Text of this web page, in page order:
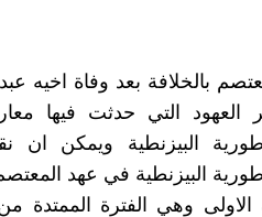
بالخلافة بعد وفاة اخيه
العهود التي حدثت فيها
البيزنطية ويمكن ان
البيزنطية في عهد